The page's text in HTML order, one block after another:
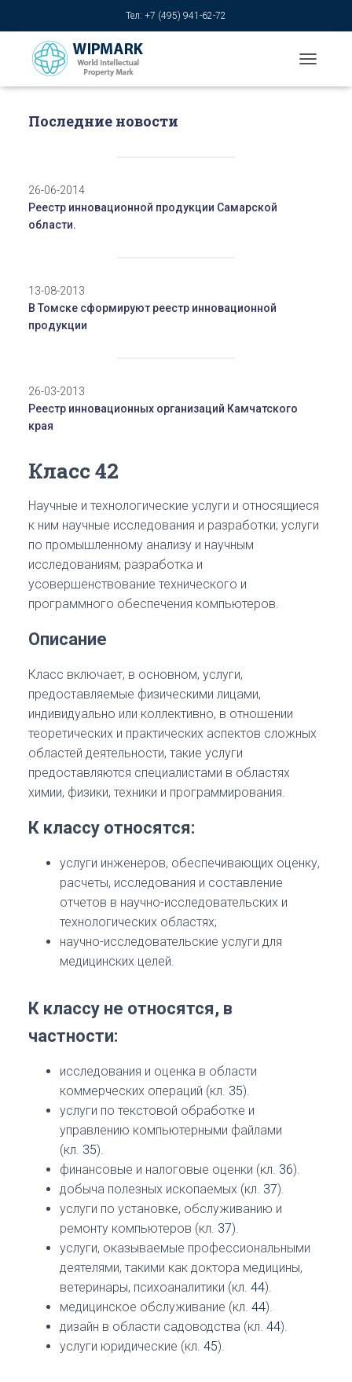
Тел: +7 (495) 941-62-72
O
Последние новости
26-06-2014
Реестр инновационной продукции Самарской
области.
13-08-2013
В Томске сформируют реестр инновационной
продукции
26-03-2013
Реестр инновационных организаций Камчатского
края
Класс 42
Научные и технологические услуги и относящиеся
к ним научные исследования и разработки; услуги
по промышленному анализу и научным
исследованиям; разработка и
усовершенствование технического и
программного обеспечения компьютеров.
Описание
Класс включает, в основном, услуги,
предоставляемые физическими лицами,
индивидуально или коллективно, в отношении
теоретических и практических аспектов сложных
областей деятельности, такие услуги
предоставляются специалистами в областях
химии, физики, техники и программирования.
К классу относятся:
услуги инженеров, обеспечивающих оценку,
расчеты, исследования и составление
отчетов в научно-исследовательских и
технологических областях;
научно-исследовательские услуги для
медицинских целей.
К классу не относятся, в
частности:
исследования и оценка в области
коммерческих операций (кл. 35).
услуги по текстовой обработке и
управлению компьютерными файлами
(кл. 35).
финансовые и налоговые оценки (кл. 36).
добыча полезных ископаемых (кл. 37).
услуги по установке, обслуживанию и
ремонту компьютеров (кл. 37).
услуги, оказываемые профессиональными
деятелями, такими как доктора медицины,
ветеринары, психоаналитики (кл. 44).
медицинское обслуживание (кл. 44).
дизайн в области садоводства (кл. 44).
услуги юридические (кл. 45).